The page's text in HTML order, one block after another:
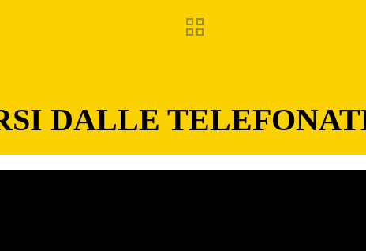
DALLE